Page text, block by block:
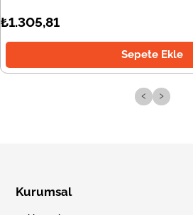
₺1.305,81
Sepete Ekle
‹ ›
Kurumsal